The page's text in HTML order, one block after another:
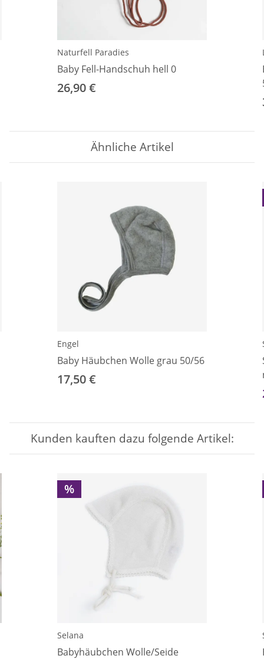
Naturfell Paradies
Baby Fell-Handschuh hell 0
26,90 €
Ähnliche Artikel
Engel
Baby Häubchen Wolle grau 50/56
17,50 €
Kunden kauften dazu folgende Artikel:
%
Selana
Babyhäubchen Wolle/Seide